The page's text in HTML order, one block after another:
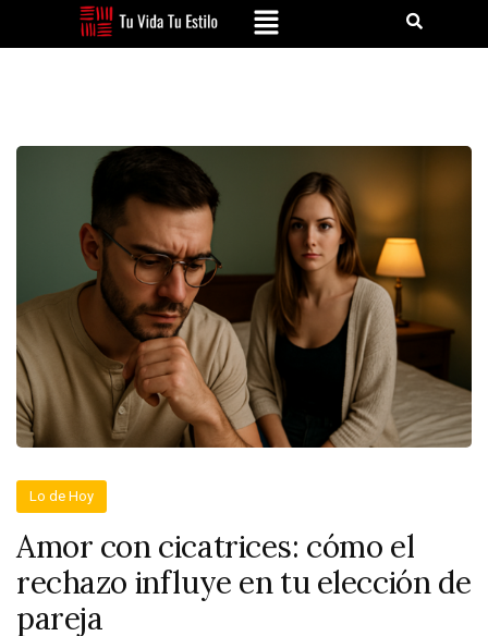
Lo de Hoy
Amor con cicatrices: cómo el
rechazo influye en tu elección de
pareja